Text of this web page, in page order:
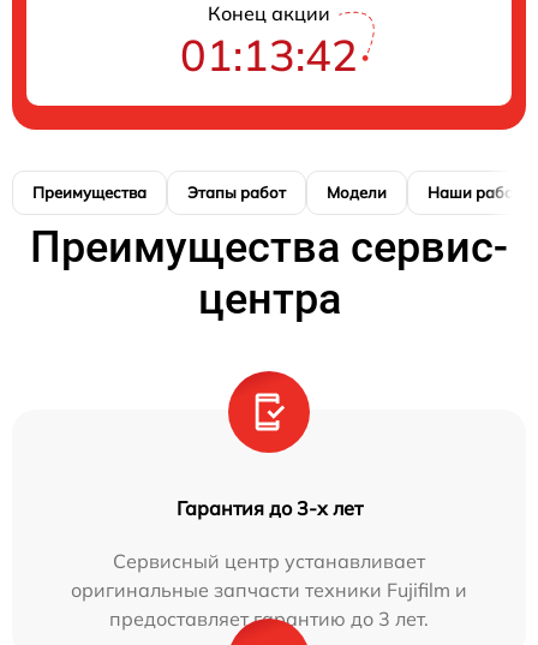
Конец акции
01:13:42
Преимущества Этапы работ Модели Наши работы
Преимущества сервис-
центра
Гарантия до 3-х лет
Сервисный центр устанавливает
оригинальные запчасти техники Fujifilm и
предоставляет гарантию до 3 лет.